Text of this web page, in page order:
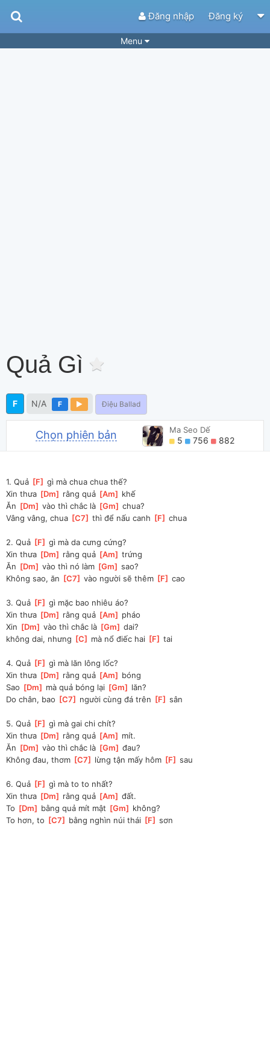
Đăng nhập Đăng ký
Menu
Quả Gì
F N/A F Điệu Ballad
Chọn phiên bản Ma Seo Dế
5 756 882
1. Quả [F ] gì mà chua chua thế?
Xin thưa [Dm rằng quả [Am
khế
Ăn [Dm ] vào thì chắc là [Gm ] chua?
Vâng vâng, chua [C7 ] thì để nấu canh [F ] chua
2. Quả [F ] gì mà da cưng cứng?
Xin thưa [Dm rằng quả [Am ] trứng
Ăn [Dm ] vào thì nó làm [Gm ] sao?
Không sao, ăn [C7 ] vào người sẽ thêm [F ] cao
3. Quả [F ] gì mặc bao nhiêu áo?
Xin thưa [Dm rằng quả [Am
pháo
Xin [Dm ] vào thì chắc là [Gm ] dai?
không dai, nhưng [C mà nổ điếc hai [F ] tai
4. Quả [F ] gì mà lăn lông lốc?
Xin thưa [Dm rằng quả [Am
bóng
Sao [Dm mà quả bóng lại [Gm
lăn?
Do chân, bao [C7 người cùng đá trên [F ] sân
5. Quả [F ] gì mà gai chi chít?
Xin thưa [Dm rằng quả [Am
mít.
Ăn [Dm ] vào thì chắc là [Gm ] đau?
Không đau, thơm [C7 lừng tận mấy hôm [F ] sau
6. Quả [F ] gì mà to to nhất?
Xin thưa [Dm rằng quả [Am ] đất.
To [Dm bằng quả mít mật [Gm
không?
To hơn, to [C7 bằng nghìn núi thái [F ] sơn